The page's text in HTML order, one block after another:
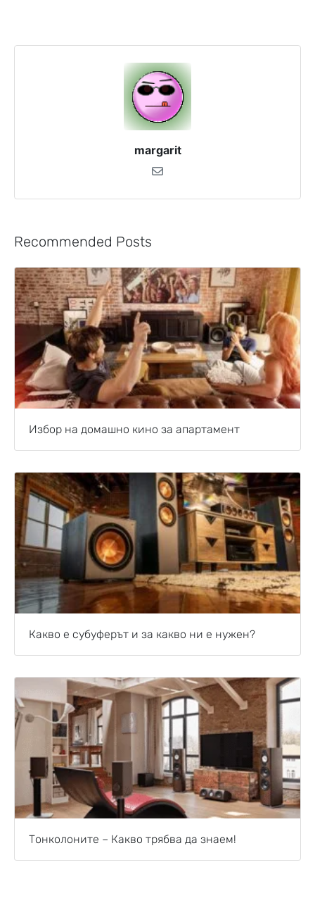
margarit
Recommended Posts
Избор на домашно кино за апартамент
Какво е субуферът и за какво ни е нужен?
Тонколоните – Какво трябва да знаем!